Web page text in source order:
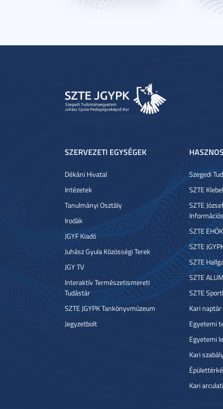
SZERVEZETI EGYSÉGEK
Dékáni Hivatal
Intézetek
Tanulmányi Osztály
Irodák
JGYF Kiadó
Juhász Gyula Közösségi Terek
JGY TV
Interaktív Természetismereti
Tudástár
SZTE JGYPK Tankönyvmúzeum
Jegyzetbolt
Szegedi
SZTE
SZTE
SZTE EHÖK
SZTE
SZTE
SZTE
SZTE
Kari naptár
Egyetemi
Egyetemi
Kari
Kari